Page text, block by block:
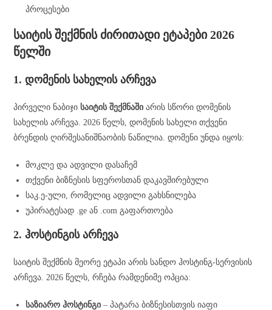
პროცესები
საიტის შექმნის ძირითადი ეტაპები 2026
წელში
1. დომენის სახელის არჩევა
პირველი ნაბიჯი საიტის შექმნაში არის სწორი დომენის
სახელის არჩევა. 2026 წელს, დომენის სახელი თქვენი
ბრენდის ღირშესანიშნაობის ნაწილია. დომენი უნდა იყოს:
მოკლე და ადვილი დასაჩემ
თქვენი ბიზნესის სფეროსთან დაკავშირებული
საკ.ე-ული, რომელიც ადვილი გახსნილება
უპირატესად .ge ან .com გაფართოება
2. ჰოსტინგის არჩევა
საიტის შექმნის მეორე ეტაპი არის სანდო ჰოსტინგ-სერვისის
არჩევა. 2026 წელს, რჩება რამდენიმე ოპცია:
საზიარო ჰოსტინგი – პატარა ბიზნესისთვის იაფი